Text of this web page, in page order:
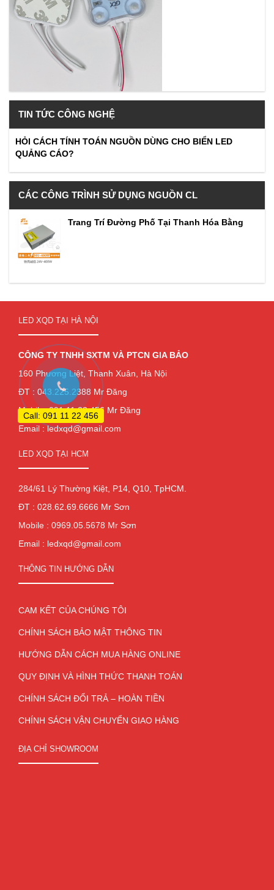
TIN TỨC CÔNG NGHỆ
HỎI CÁCH TÍNH TOÁN NGUỒN DÙNG CHO BIỂN LED
QUẢNG CÁO?
CÁC CÔNG TRÌNH SỬ DỤNG NGUỒN CL
Trang Trí Đường Phố Tại Thanh Hóa Bằng
LED XQD TẠI HÀ NỘI
CÔNG TY TNHH SXTM VÀ PTCN GIA BẢO
160 Phương Liệt, Thanh Xuân, Hà Nội
ĐT : 043.225.2388 Mr Đăng
Mobile: 091.11.22.456 Mr Đăng
Email : ledxqd@gmail.com
LED XQD TẠI HCM
284/61 Lý Thường Kiệt, P14, Q10, TpHCM.
ĐT : 028.62.69.6666 Mr Sơn
Mobile : 0969.05.5678 Mr Sơn
Email : ledxqd@gmail.com
THÔNG TIN HƯỚNG DẪN
CAM KẾT CỦA CHÚNG TÔI
CHÍNH SÁCH BẢO MẬT THÔNG TIN
HƯỚNG DẪN CÁCH MUA HÀNG ONLINE
QUY ĐỊNH VÀ HÌNH THỨC THANH TOÁN
CHÍNH SÁCH ĐỔI TRẢ – HOÀN TIỀN
CHÍNH SÁCH VẬN CHUYỂN GIAO HÀNG
ĐỊA CHỈ SHOWROOM
Call: 091 11 22 456